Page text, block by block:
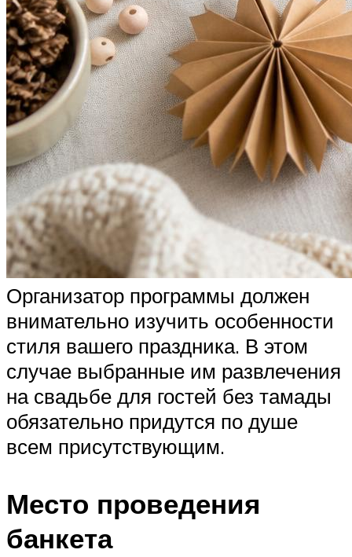
Организатор программы должен
внимательно изучить особенности
стиля вашего праздника. В этом
случае выбранные им развлечения
на свадьбе для гостей без тамады
обязательно придутся по душе
всем присутствующим.
Место проведения
банкета